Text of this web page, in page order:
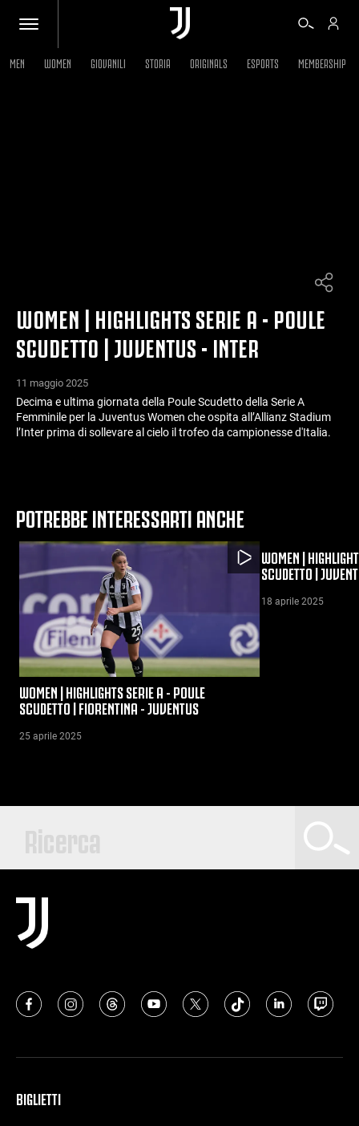
ALTRO
MEN WOMEN GIOVANILI STORIA ORIGINALS ESPORTS MEMBERSHIP
WOMEN | HIGHLIGHTS SERIE A - POULE
SCUDETTO | JUVENTUS - INTER
11 maggio 2025
Decima e ultima giornata della Poule Scudetto della Serie A
Femminile per la Juventus Women che ospita all’Allianz Stadium
l’Inter prima di sollevare al cielo il trofeo da campionesse d'Italia.
POTREBBE INTERESSARTI ANCHE
WOMEN | HIGHLIGHTS SERIE A - POULE
SCUDETTO | FIORENTINA - JUVENTUS
25 aprile 2025
WOMEN |
SCUDETTO |
18 aprile 2025
BIGLIETTI